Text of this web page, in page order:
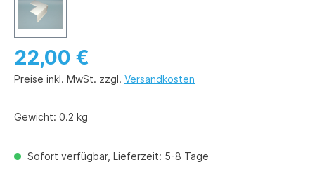
22,00 €
Preise inkl. MwSt. zzgl. Versandkosten
Gewicht: 0.2 kg
Sofort verfügbar, Lieferzeit: 5-8 Tage